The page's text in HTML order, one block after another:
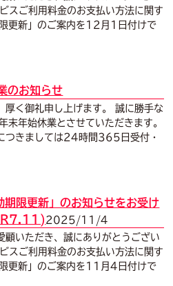
スご利用料金のお支払い方法に関す
更新」のご案内を12月1日付けで
のお知らせ
厚く御礼申し上げます。 誠に勝手な
末年始休業とさせていただきます。
つきましては24時間365日受付・
期限更新」のお知らせをお受け
(R7.11) 2025/11/4
顧いただき、誠にありがとうござい
スご利用料金のお支払い方法に関す
更新」のご案内を11月4日付けで